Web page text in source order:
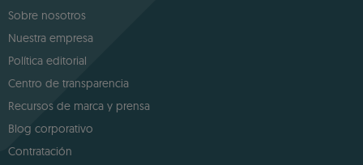
Sobre nosotros
Nuestra empresa
Política editorial
Centro de transparencia
Recursos de marca y prensa
Blog corporativo
Contratación